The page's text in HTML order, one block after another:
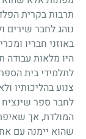
תרבות בקרית
נוהג לחבר שירים
באוזני חבריו
היו מלאות עבודה
לתלמידי בית
צנוע בהליכותיו
לחבר ספר שינציח
המולדת, אך
שהוא יימנה עם